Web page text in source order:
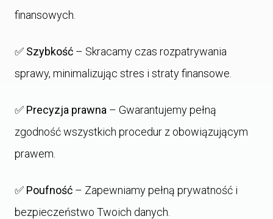
finansowych.
✅ Szybkość – Skracamy czas rozpatrywania
sprawy, minimalizując stres i straty finansowe.
✅ Precyzja prawna – Gwarantujemy pełną
zgodność wszystkich procedur z obowiązującym
prawem.
✅ Poufność – Zapewniamy pełną prywatność i
bezpieczeństwo Twoich danych.